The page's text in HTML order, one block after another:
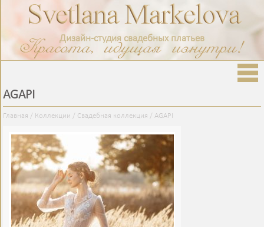
Дизайн-студия свадебных платьев
AGAPI
Главная / Коллекции / Свадебная коллекция / AGAPI